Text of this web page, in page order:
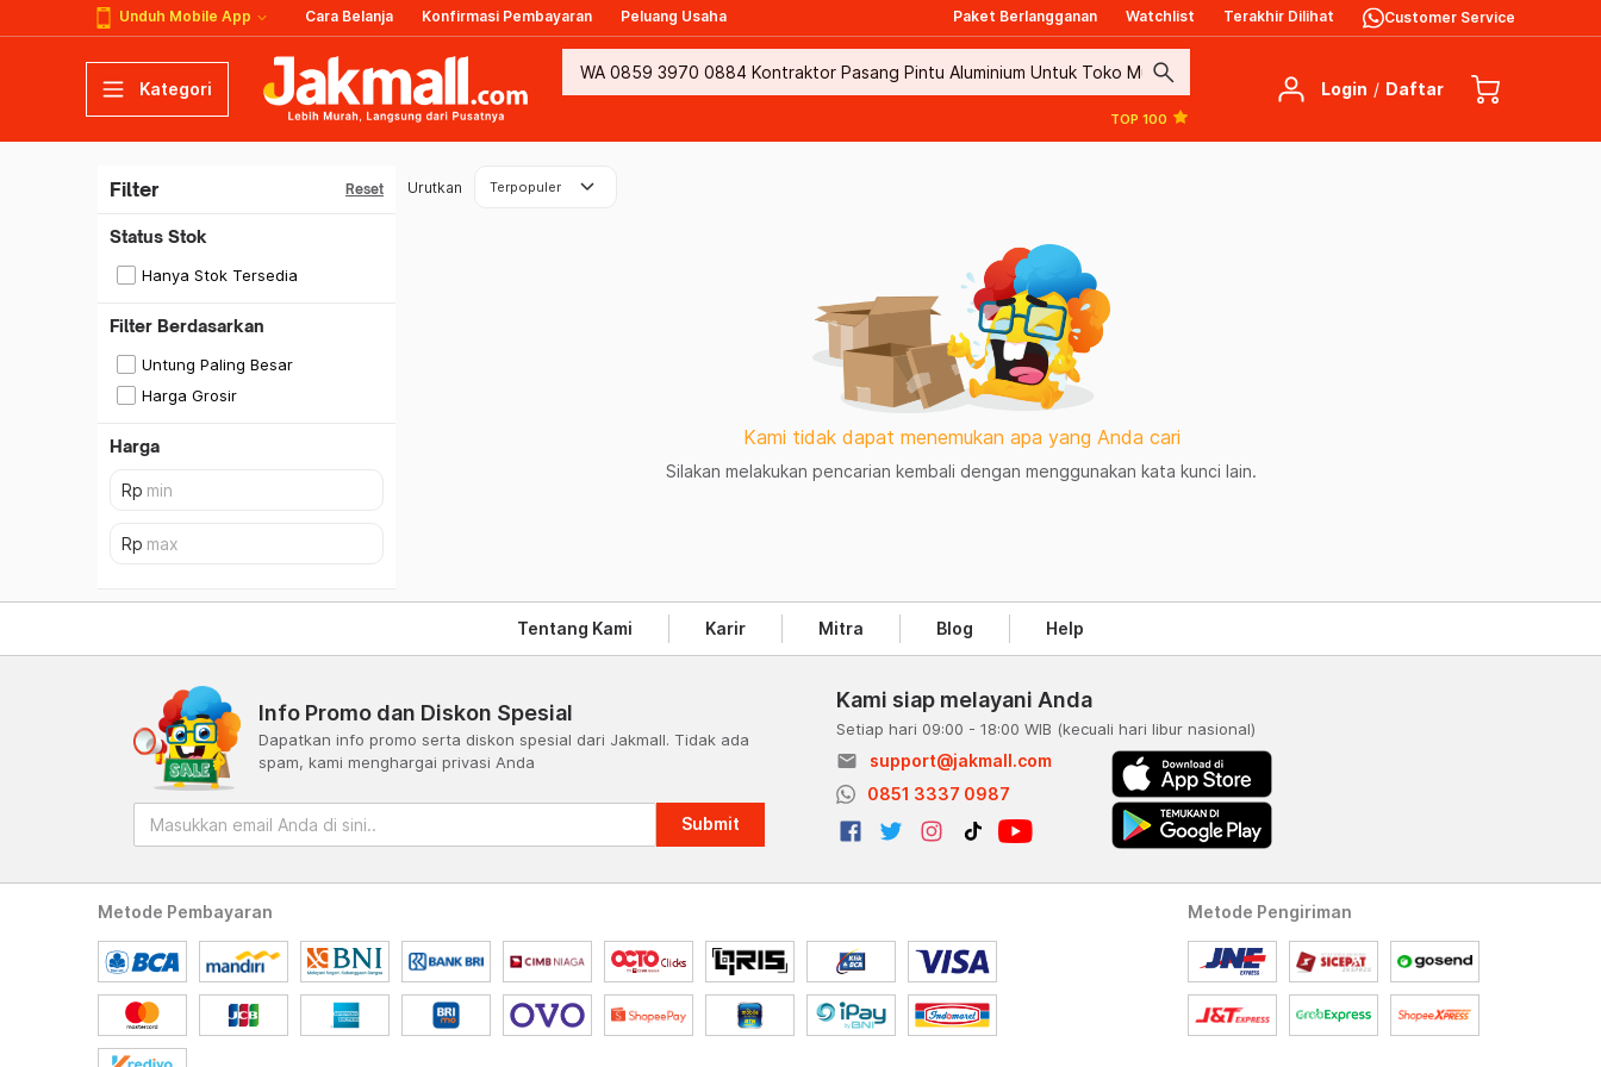
Unduh Mobile App Cara Belanja Konfirmasi Pembayaran Peluang Usaha Paket Berlangganan Watchlist Terakhir Dilihat Customer Service
Kategori search
TOP 100
Login / Daftar
Filter Reset
Status Stok
Hanya Stok Tersedia
Filter Berdasarkan
Untung Paling Besar
Harga Grosir
Harga
Urutkan Terpopuler keyboard_arrow_down
Kami tidak dapat menemukan apa yang Anda cari
Silakan melakukan pencarian kembali dengan menggunakan kata kunci lain.
Tentang Kami Karir Mitra Blog Help
Info Promo dan Diskon Spesial
Dapatkan info promo serta diskon spesial dari Jakmall. Tidak ada
spam, kami menghargai privasi Anda
Submit
Kami siap melayani Anda
Setiap hari 09:00 - 18:00 WIB (kecuali hari libur nasional)
email
support@jakmall.com
0851 3337 0987
Metode Pembayaran Metode Pengiriman